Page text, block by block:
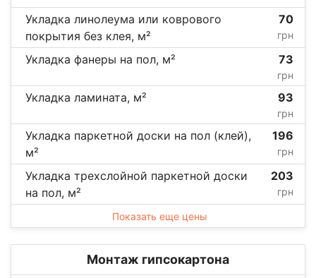
Укладка линолеума или коврового
покрытия без клея, м²
70
грн
Укладка фанеры на пол, м² 73
грн
Укладка ламината, м² 93
грн
Укладка паркетной доски на пол (клей),
м²
196
грн
Укладка трехслойной паркетной доски
на пол, м²
203
грн
Показать еще цены
Монтаж гипсокартона